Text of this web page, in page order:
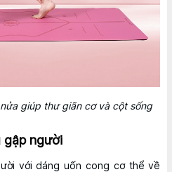
giúp thư giãn cơ và cột sống
gập người
với dáng uốn cong cơ thể về